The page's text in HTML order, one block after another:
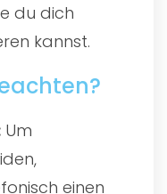
du dich
kannst.
Um
einen